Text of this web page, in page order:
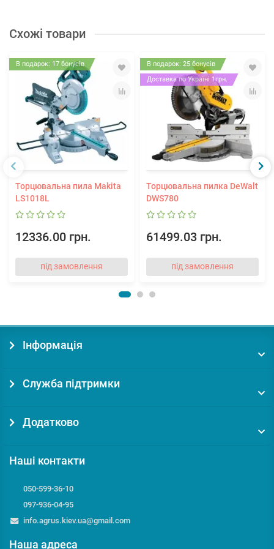
Схожі товари
В подарок: 17 бонусів
Торцювальна пила Makita
LS1018L
12336.00 грн.
під замовлення
В подарок: 25 бонусів
Доставка по Україні 1грн.
Торцювальна пилка DeWalt
DWS780
61499.03 грн.
під замовлення
Інформація
Служба підтримки
Додатково
Наші контакти
050-599-36-10
097-936-04-95
info.agrus.kiev.ua@gmail.com
Наша адреса